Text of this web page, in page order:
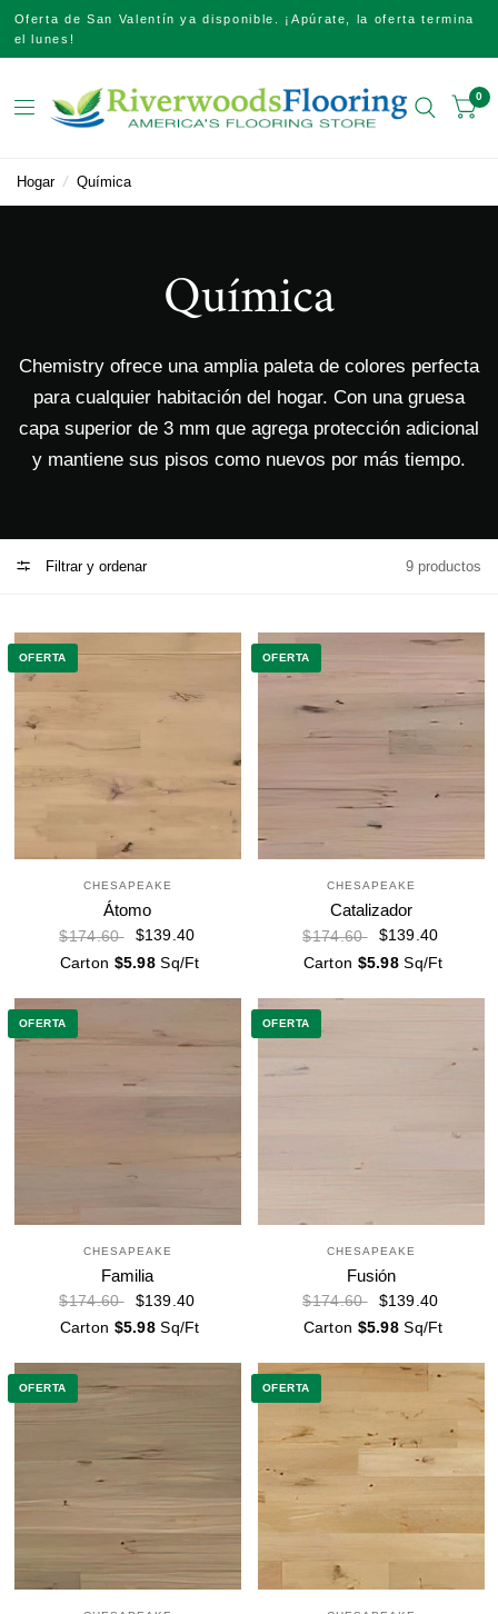
Oferta de San Valentín ya disponible. ¡Apúrate, la oferta termina
el lunes!
0
Hogar / Química
Química
Chemistry ofrece una amplia paleta de colores perfecta
para cualquier habitación del hogar. Con una gruesa
capa superior de 3 mm que agrega protección adicional
y mantiene sus pisos como nuevos por más tiempo.
Filtrar y ordenar 9 productos
OFERTA
CHESAPEAKE
Átomo
$174.60
$139.40
Carton $5.98Sq/Ft
OFERTA
CHESAPEAKE
Catalizador
$174.60
$139.40
Carton $5.98Sq/Ft
OFERTA
CHESAPEAKE
Familia
$174.60
$139.40
Carton $5.98Sq/Ft
OFERTA
CHESAPEAKE
Fusión
$174.60
$139.40
Carton $5.98Sq/Ft
OFERTA OFERTA